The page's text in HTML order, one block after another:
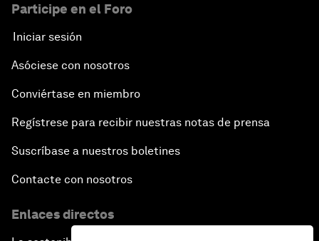
Participe en el Foro
Iniciar sesión
Asóciese con nosotros
Conviértase en miembro
Regístrese para recibir nuestras notas de prensa
Suscríbase a nuestros boletines
Contacte con nosotros
Enlaces directos